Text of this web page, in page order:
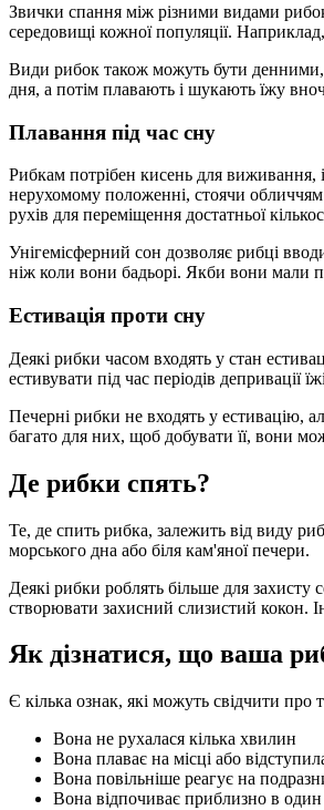
Звички спання між різними видами
середовищі кожної популяції.
Види рибок також можуть бути денними,
дня, а потім плавають і шукають їжу
Плавання під час сну
Рибкам потрібен кисень для виживання,
нерухомому положенні, стоячи обличчям
рухів для переміщення достатньої
Унігемісферний сон дозволяє рибці
ніж коли вони бадьорі. Якби вони мали
Естивація проти сну
Деякі рибки часом входять у стан
естивувати під час періодів депривації
Печерні рибки не входять у естивацію,
багато для них, щоб добувати її, вони
Де рибки спять?
Те, де спить рибка, залежить від виду
морського дна або біля кам'яної печери.
Деякі рибки роблять більше для
створювати захисний слизистий кокон.
Як дізнатися, що ваша
Є кілька ознак, які можуть свідчити
Вона не рухалася кілька хвилин
Вона плаває на місці або
Вона повільніше реагує на
Вона відпочиває приблизно в